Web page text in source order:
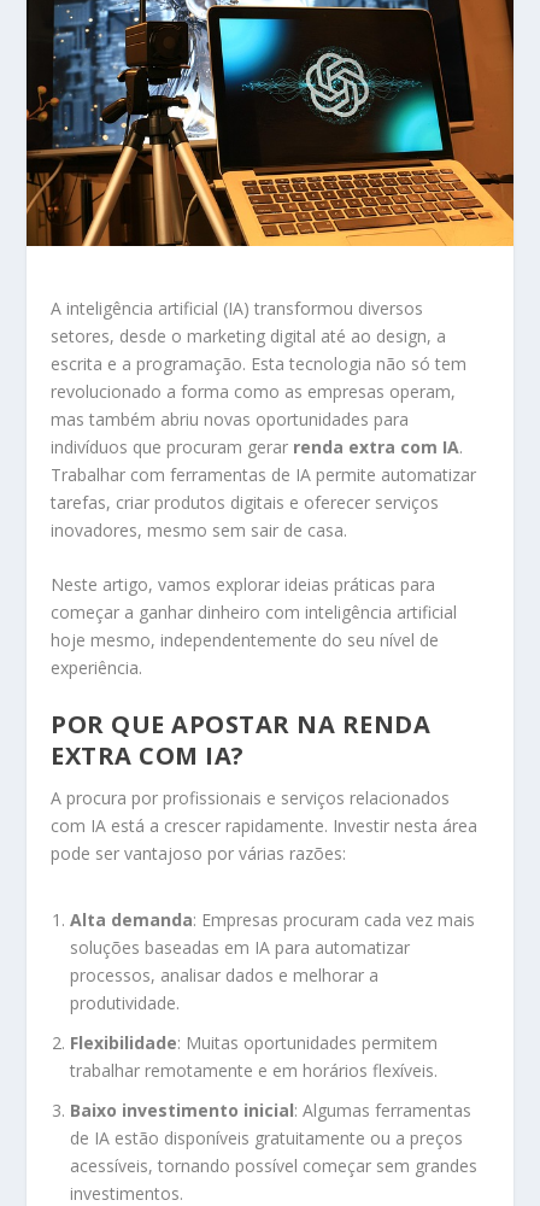
A inteligência artificial (IA) transformou diversos
setores, desde o marketing digital até ao design, a
escrita e a programação. Esta tecnologia não só tem
revolucionado a forma como as empresas operam,
mas também abriu novas oportunidades para
indivíduos que procuram gerar renda extra com IA.
Trabalhar com ferramentas de IA permite automatizar
tarefas, criar produtos digitais e oferecer serviços
inovadores, mesmo sem sair de casa.
Neste artigo, vamos explorar ideias práticas para
começar a ganhar dinheiro com inteligência artificial
hoje mesmo, independentemente do seu nível de
experiência.
POR QUE APOSTAR NA RENDA
EXTRA COM IA?
A procura por profissionais e serviços relacionados
com IA está a crescer rapidamente. Investir nesta área
pode ser vantajoso por várias razões:
Alta demanda: Empresas procuram cada vez mais
soluções baseadas em IA para automatizar
processos, analisar dados e melhorar a
produtividade.
Flexibilidade: Muitas oportunidades permitem
trabalhar remotamente e em horários flexíveis.
Baixo investimento inicial: Algumas ferramentas
de IA estão disponíveis gratuitamente ou a preços
acessíveis, tornando possível começar sem grandes
investimentos.